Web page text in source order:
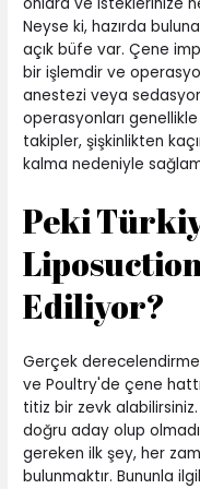
Neyse ki, hazırda
açık büfe var. Çene
bir işlemdir ve
anestezi veya
operasyonları
takipler, şişkinlikten
kalma nedeniyle
Peki
Ediliyor?
Gerçek
ve Poultry'de çene
titiz bir zevk
doğru aday olup
gereken ilk şey, her
bulunmaktır. Bununla